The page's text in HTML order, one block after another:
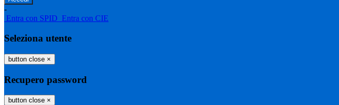
-
Entra con SPID Entra con CIE
Seleziona utente
button close ×
Recupero password
button close ×